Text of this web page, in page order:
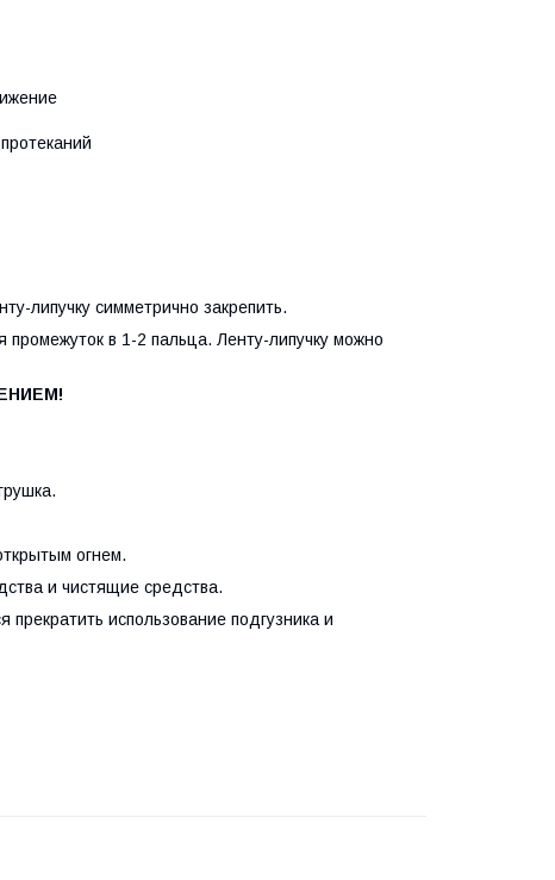
липучку симметрично закрепить.
промежуток в 1-2 пальца. Ленту-липучку можно
огнем.
и чистящие средства.
использование подгузника и